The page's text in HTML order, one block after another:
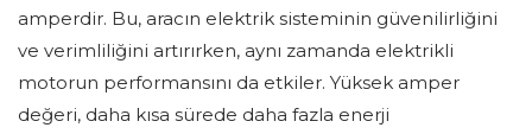
amperdir. Bu, aracın elektrik sisteminin güvenilirliğini
ve verimliliğini artırırken, aynı zamanda elektrikli
motorun performansını da etkiler. Yüksek amper
değeri, daha kısa sürede daha fazla enerji